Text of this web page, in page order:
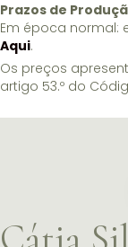
Prazos de
Em época normal:
Aqui.
Os preços
artigo 53.º do